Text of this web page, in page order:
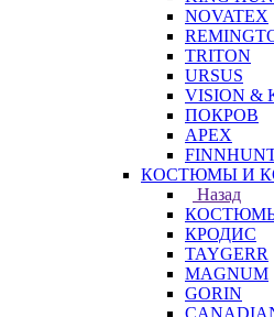
NOVATEX
TRITON
URSUS
VISION &
ПОКРОВ
APEX
КОСТЮМЫ И
Назад
КРОДИС
TAYGERR
MAGNUM
GORIN